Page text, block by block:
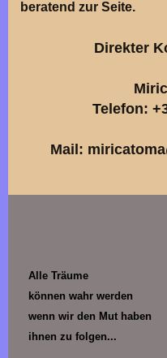
beratend zur Seite.
Direkter
Telefon:
Mail:
Alle Träume
können wahr werden
wenn wir den Mut haben
ihnen zu folgen...